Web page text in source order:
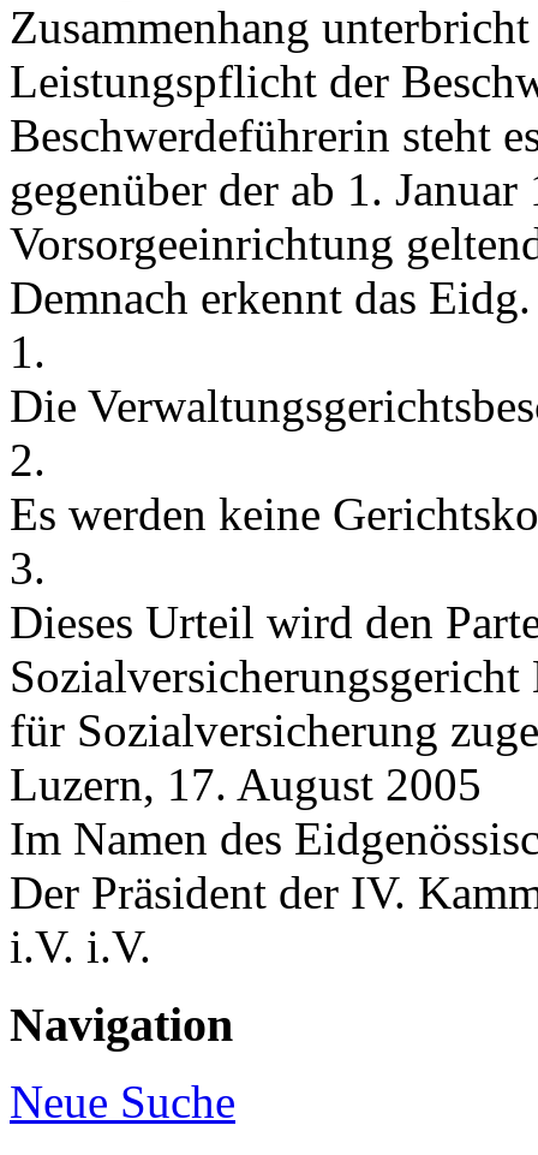
Zusammenhang
Leistungspflicht der
Beschwerdeführerin steht
gegenüber der ab 1.
Vorsorgeeinrichtung
Demnach erkennt das
1.
Die
2.
Es werden keine
3.
Dieses Urteil wird den
für Sozialversicherung
Luzern, 17. August 2005
Im Namen des
Der Präsident der IV.
i.V. i.V.
Navigation
Neue Suche